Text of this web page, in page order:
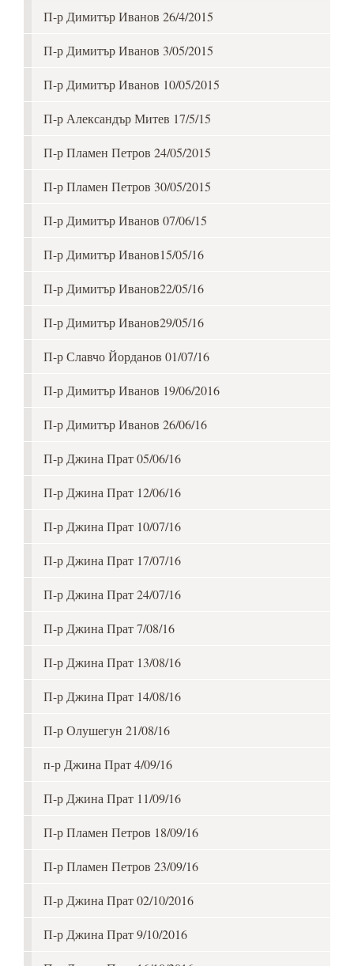
П-р Димитър Иванов 26/4/2015
П-р Димитър Иванов 3/05/2015
П-р Димитър Иванов 10/05/2015
П-р Александър Митев 17/5/15
П-р Пламен Петров 24/05/2015
П-р Пламен Петров 30/05/2015
П-р Димитър Иванов 07/06/15
П-р Димитър Иванов15/05/16
П-р Димитър Иванов22/05/16
П-р Димитър Иванов29/05/16
П-р Славчо Йорданов 01/07/16
П-р Димитър Иванов 19/06/2016
П-р Димитър Иванов 26/06/16
П-р Джина Прат 05/06/16
П-р Джина Прат 12/06/16
П-р Джина Прат 10/07/16
П-р Джина Прат 17/07/16
П-р Джина Прат 24/07/16
П-р Джина Прат 7/08/16
П-р Джина Прат 13/08/16
П-р Джина Прат 14/08/16
П-р Олушегун 21/08/16
п-р Джина Прат 4/09/16
П-р Джина Прат 11/09/16
П-р Пламен Петров 18/09/16
П-р Пламен Петров 23/09/16
П-р Джина Прат 02/10/2016
П-р Джина Прат 9/10/2016